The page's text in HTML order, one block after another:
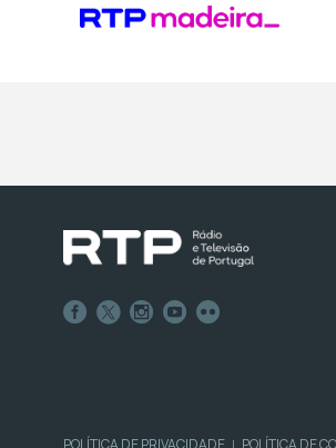
POLÍTICA DE PRIVACIDADE | POLÍTICA DE